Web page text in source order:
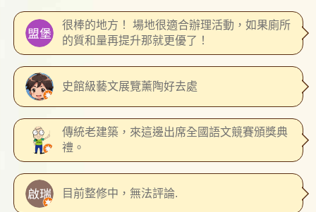
很棒的地方！ 場地很適合辦理活動，如果廁所
的質和量再提升那就更優了！
史館級藝文展覽薰陶好去處
傳統老建築，來這邊出席全國語文競賽頒獎典
禮。
目前整修中，無法評論.